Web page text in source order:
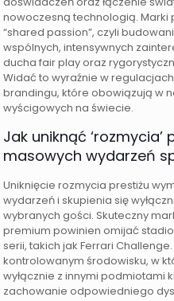
nowoczesną technologią. Marki
“shared passion”, czyli
wspólnych, intensywnych
ducha fair play oraz
Widać to wyraźnie w
brandingu, które obowiązują w
wyścigowych na świecie.
Jak uniknąć
masowych wydarzeń
Uniknięcie rozmycia prestiżu
wydarzeń i skupienia się
wybranych gości. Skuteczny
premium powinien omijać
serii, takich jak Ferrari
kontrolowanym środowisku, w
wyłącznie z innymi podmiotami
zachowanie odpowiedniego